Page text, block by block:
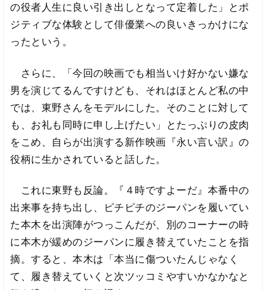
の役者人生に良い引き出しとなって定着した」とポ
ジティブな体験として俳優業への良いきっかけにな
ったという。
さらに、「今回の映画でも相当いけ好かない嫌な
男を演じてるんですけども、それはほとんど私の中
では、東野さんをモデルにした。そのことに対して
も、お礼も同時に申し上げたい」とたっぷりの皮肉
をこめ、自らが出演する新作映画『永い言い訳』の
役柄に生かされていると話した。
これに東野も反論。『４時ですよーだ』本番中の
出来事を持ち出し、ピチピチのジーパンを履いてい
た本木を出演陣がつっこんだが、別のコーナーの時
に本木が緩めのジーパンに履き替えていたことを指
摘。すると、本木は「本当に傷ついたんじゃなく
て、履き替えていくと次ツッコミやすいかなかなと